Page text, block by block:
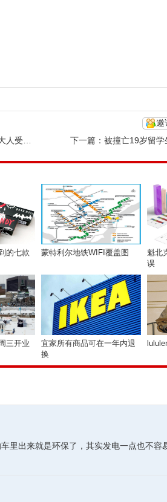
邀
影响 下一篇： 被撞亡19岁留
的七款
蒙特利尔地铁WIFI覆盖图
魁北
误
三开业
宜家所有商品可在一年内退
换
里出来就是环保了，其实发电一点也不容